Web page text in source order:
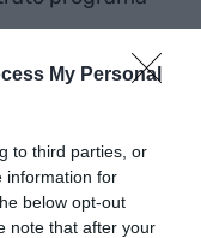
My Personal
to third parties, or
information for
below opt-out
note that after your
de
de los